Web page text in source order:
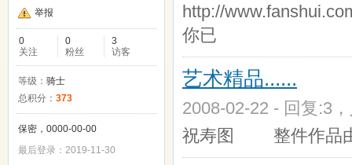
举报
0
关注
0
粉丝
3
访客
等级： 骑士
总积分： 373
保密，0000-00-00
最后登录：2019-11-30
http://
你已
艺术精品......
2008-02-22 - 回复:3
祝寿图 整件作品由